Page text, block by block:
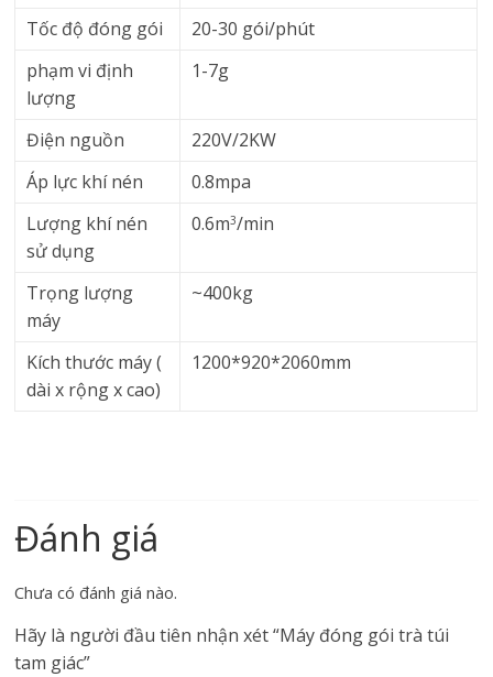
Tốc độ đóng gói
20-30 gói/phút
phạm vi định
lượng
1-7g
Điện nguồn
220V/2KW
Áp lực khí nén
0.8mpa
Lượng khí nén
sử dụng
0.6m3/min
Trọng lượng
máy
~400kg
Kích thước máy (
dài x rộng x cao)
1200*920*2060mm
Đánh giá
Chưa có đánh giá nào.
Hãy là người đầu tiên nhận xét “Máy đóng gói trà túi
tam giác”